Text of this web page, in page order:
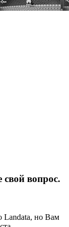
свой вопрос.
Landata, но Вам